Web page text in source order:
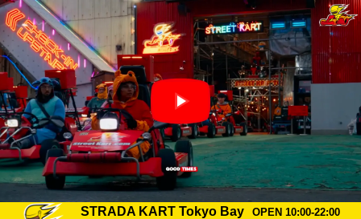
STRADA KART Tokyo Bay
OPEN 10:00-22:00